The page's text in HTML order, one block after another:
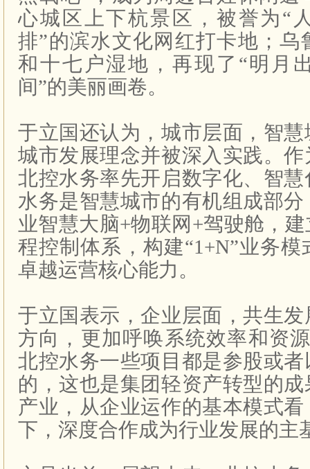
心城区上下杭景区，被誉为“
排”的滨水文化网红打卡地；乌
和十七户湿地，再现了“明月
间”的美丽画卷。
于立国还认为，城市层面，智
城市发展理念并被深入实践。
北控水务率先开启数字化、智
水务是智慧城市的有机组成部
业智慧大脑+物联网 +驾驶舱，
程控制体系，构建“1+N”业务模
卓越运营核心能力。
于立国表示，企业层面，共生
方向，更加呼唤系统效率和资
北控水务一些项目都是参股或
的，这也是集团轻资产转型的
产业，从企业运作的基本模式
下，深度合作成为行业发展的主